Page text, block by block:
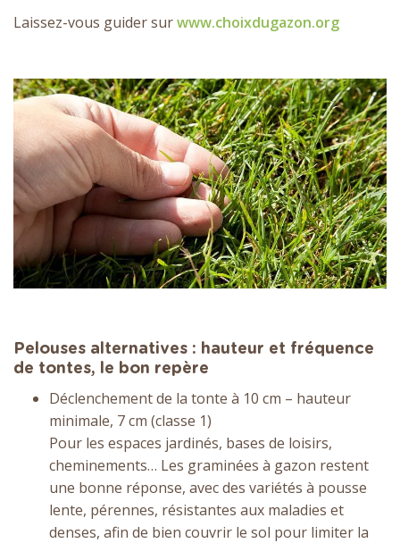
Laissez-vous guider surwww.choixdugazon.org
Pelouses alternatives : hauteur et fréquence
de tontes, le bon repère
Déclenchement de la tonte à 10 cm – hauteur
minimale, 7 cm (classe 1)
Pour les espaces jardinés, bases de loisirs,
cheminements… Les graminées à gazon restent
une bonne réponse, avec des variétés à pousse
lente, pérennes, résistantes aux maladies et
denses, afin de bien couvrir le sol pour limiter la